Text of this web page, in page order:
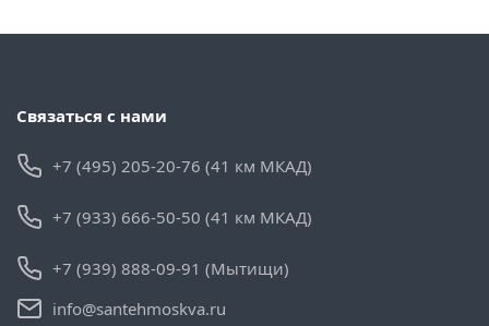
Связаться с нами
+7 (495) 205-20-76 (41 км МКАД)
+7 (933) 666-50-50 (41 км МКАД)
+7 (939) 888-09-91 (Мытищи)
info@santehmoskva.ru